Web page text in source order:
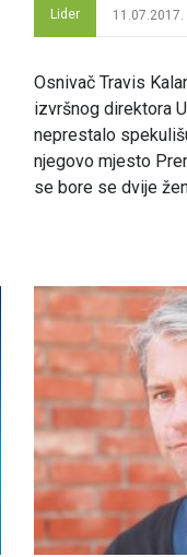
Lider 11.07.2017.
Osnivač Travis
izvršnog direktora
neprestalo
njegovo mjesto
se bore se dvije